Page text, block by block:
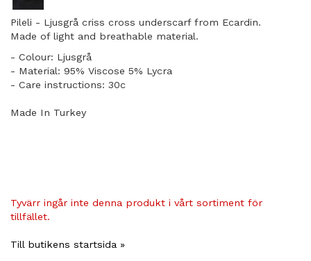
Pileli - Ljusgrå criss cross underscarf from Ecardin.
Made of light and breathable material.
​- Colour: Ljusgrå
​- Material: 95% Viscose 5% Lycra
- Care instructions: 30c
Made In Turkey
Tyvärr ingår inte denna produkt i vårt sortiment för
tillfället.
Till butikens startsida »